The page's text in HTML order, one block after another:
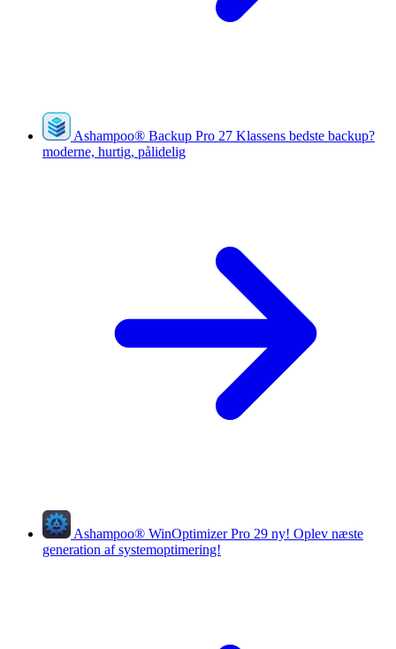
Ashampoo® Backup Pro 27 Klassens bedste backup?
moderne, hurtig, pålidelig
Ashampoo® WinOptimizer Pro 29 ny! Oplev næste
generation af systemoptimering!